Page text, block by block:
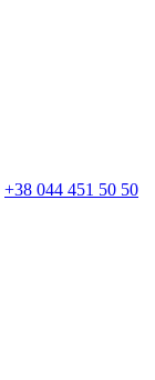
+38 044 451 50 50